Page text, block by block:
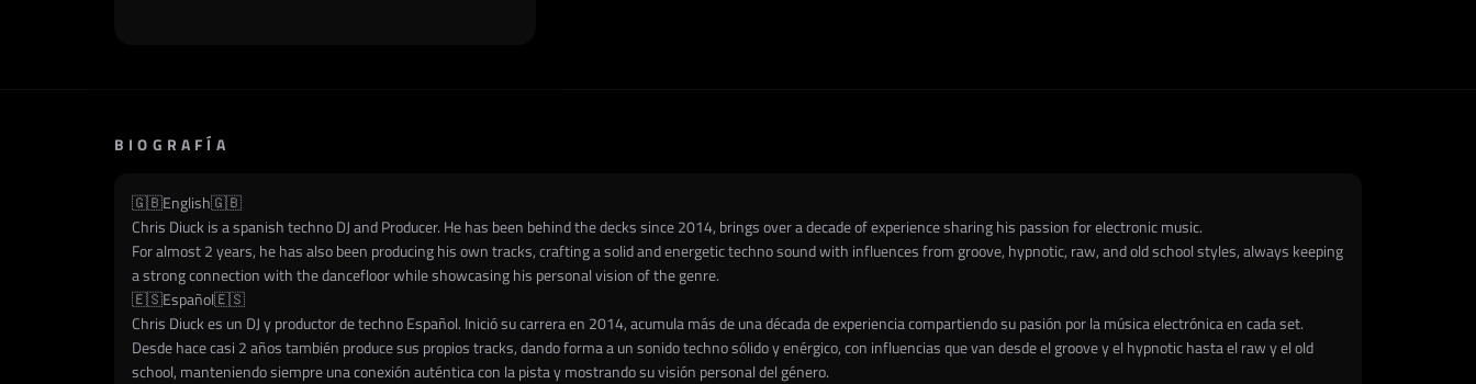
BIOGRAFÍA
🇬🇧English🇬🇧
Chris Diuck is a spanish techno DJ and Producer. He has been behind the decks since 2014, brings over a decade of experience sharing his passion for electronic music.
For almost 2 years, he has also been producing his own tracks, crafting a solid and energetic techno sound with influences from groove, hypnotic, raw, and old school styles, always keeping
a strong connection with the dancefloor while showcasing his personal vision of the genre.
🇪🇸Español🇪🇸
Chris Diuck es un DJ y productor de techno Español. Inició su carrera en 2014, acumula más de una década de experiencia compartiendo su pasión por la música electrónica en cada set.
Desde hace casi 2 años también produce sus propios tracks, dando forma a un sonido techno sólido y enérgico, con influencias que van desde el groove y el hypnotic hasta el raw y el old
school, manteniendo siempre una conexión auténtica con la pista y mostrando su visión personal del género.